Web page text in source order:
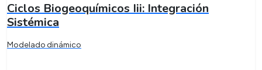
Ciclos Biogeoquímicos Iii: Integración
Sistémica
Modelado dinámico